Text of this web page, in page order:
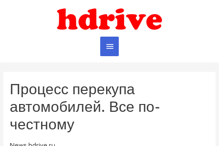
Главное
Процесс перекупа
автомобилей. Все по-
честному